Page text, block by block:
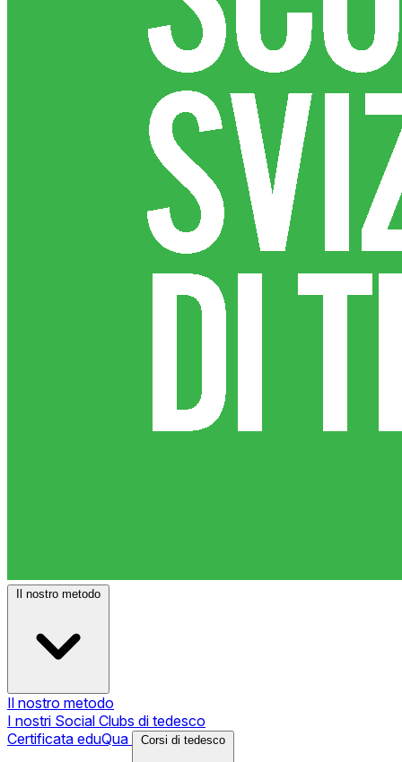
Il nostro metodo
Il nostro metodo
I nostri Social Clubs di tedesco
Certificata eduQua
Corsi di tedesco